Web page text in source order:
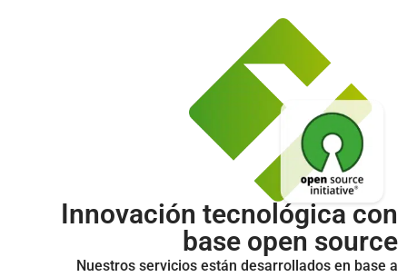
Innovación tecnológica con
base open source
Nuestros servicios están desarrollados en base a